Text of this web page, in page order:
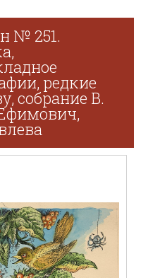
№ 251.
редкие
собрание В.